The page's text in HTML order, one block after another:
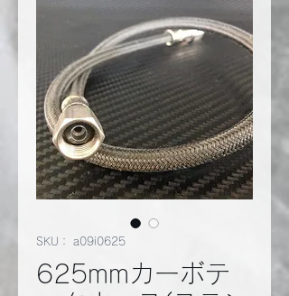
SKU： a09i0625
625mmカーボテ